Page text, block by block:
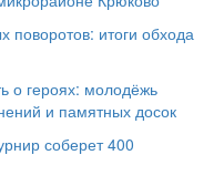
итоги обхода
о героях: молодёжь
и памятных досок
соберет 400